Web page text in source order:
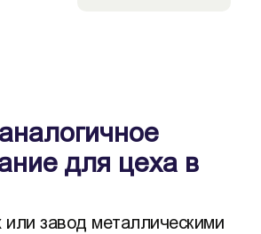
для цеха в
завод металлическими